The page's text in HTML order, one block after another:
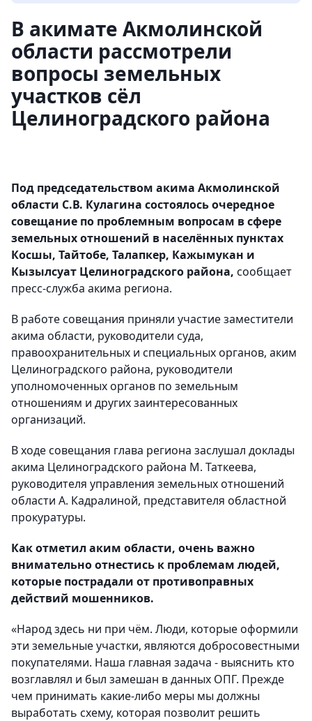
В акимате Акмолинской
области рассмотрели
вопросы земельных
участков сёл
Целиноградского района
Под председательством акима Акмолинской
области С.В. Кулагина состоялось очередное
совещание по проблемным вопросам в сфере
земельных отношений в населённых пунктах
Косшы, Тайтобе, Талапкер, Кажымукан и
Кызылсуат Целиноградского района, сообщает
пресс-служба акима региона.
В работе совещания приняли участие заместители
акима области, руководители суда,
правоохранительных и специальных органов, аким
Целиноградского района, руководители
уполномоченных органов по земельным
отношениям и других заинтересованных
организаций.
В ходе совещания глава региона заслушал доклады
акима Целиноградского района М. Таткеева,
руководителя управления земельных отношений
области А. Кадралиной, представителя областной
прокуратуры.
Как отметил аким области, очень важно
внимательно отнестись к проблемам людей,
которые пострадали от противоправных
действий мошенников.
«Народ здесь ни при чём. Люди, которые оформили
эти земельные участки, являются добросовестными
покупателями. Наша главная задача - выяснить кто
возглавлял и был замешан в данных ОПГ. Прежде
чем принимать какие-либо меры мы должны
выработать схему, которая позволит решить